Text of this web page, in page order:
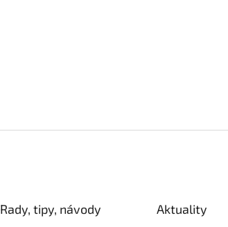
Rady, tipy, návody Aktuality